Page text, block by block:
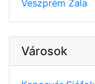
Veszprém Zala
Városok